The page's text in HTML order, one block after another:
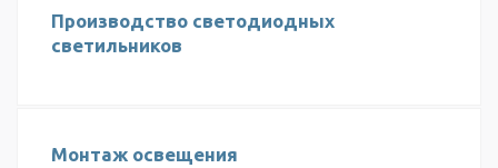
Производство светодиодных
светильников
Монтаж освещения